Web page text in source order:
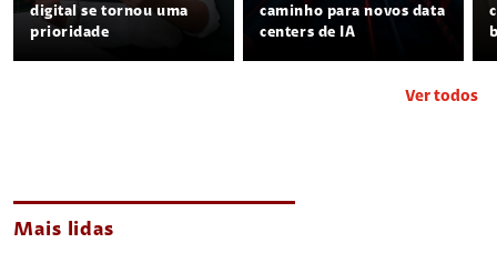
digital se tornou uma
prioridade
caminho para novos data
centers de IA
Ver todos
Mais lidas